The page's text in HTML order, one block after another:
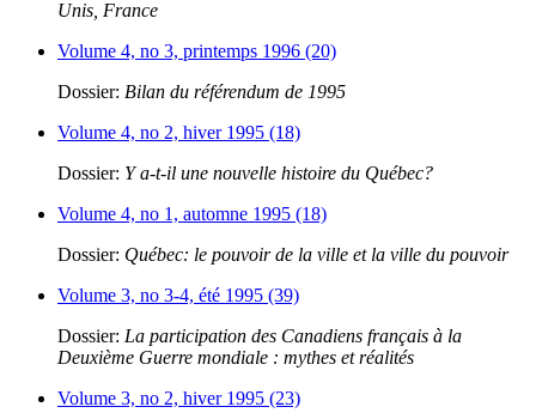
Unis, France
Volume 4, no 3, printemps 1996 (20)
Dossier: Bilan du référendum de 1995
Volume 4, no 2, hiver 1995 (18)
Dossier: Y a-t-il une nouvelle histoire du Québec?
Volume 4, no 1, automne 1995 (18)
Dossier: Québec: le pouvoir de la ville et la ville du pouvoir
Volume 3, no 3-4, été 1995 (39)
Dossier: La participation des Canadiens français à la
Deuxième Guerre mondiale : mythes et réalités
Volume 3, no 2, hiver 1995 (23)